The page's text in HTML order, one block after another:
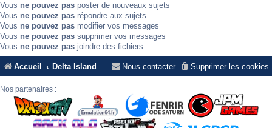
Vous ne pouvez pas poster de nouveaux sujets
Vous ne pouvez pas répondre aux sujets
Vous ne pouvez pas modifier vos messages
Vous ne pouvez pas supprimer vos messages
Vous ne pouvez pas joindre des fichiers
Accueil Delta Island Supprimer les cookies
Nous contacter
Nos partenaires :